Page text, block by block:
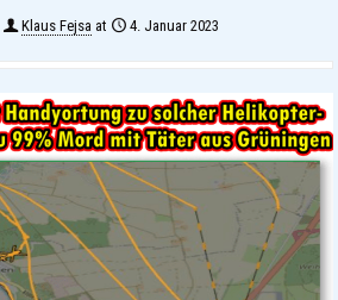
Klaus Fejsa at 4. Januar 2023